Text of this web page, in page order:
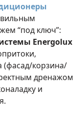
“под ключ”:
Energolux
(фасад/корзина/
дренажом
и